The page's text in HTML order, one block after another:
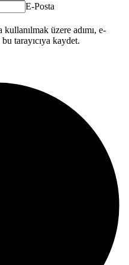
E-Posta
üzere adımı, e-
tarayıcıya kaydet.